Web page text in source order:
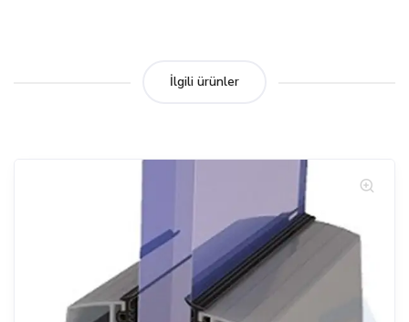
İlgili ürünler